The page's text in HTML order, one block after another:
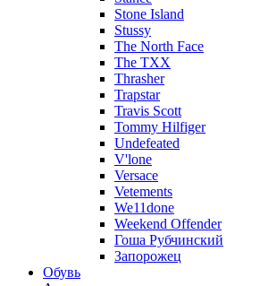
Stone Island
Stussy
The North Face
The TXX
Thrasher
Trapstar
Travis Scott
Tommy Hilfiger
Undefeated
V'lone
Versace
Vetements
We11done
Weekend Offender
Гоша Рубчинский
Запорожец
Обувь